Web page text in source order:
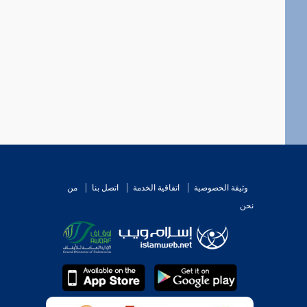
وثيقة الخصوصية اتفاقية الخدمة اتصل بنا
من
نحن